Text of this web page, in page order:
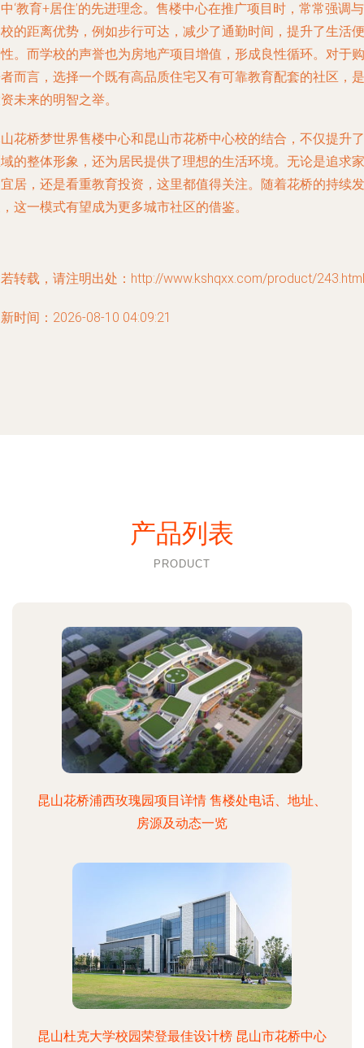
‘教育+居住’的先进理念。售楼中心在推广项目时，常常强调与
的距离优势，例如步行可达，减少了通勤时间，提升了生活便
。而学校的声誉也为房地产项目增值，形成良性循环。对于购
而言，选择一个既有高品质住宅又有可靠教育配套的社区，是
未来的明智之举。
花桥梦世界售楼中心和昆山市花桥中心校的结合，不仅提升了
的整体形象，还为居民提供了理想的生活环境。无论是追求家
居，还是看重教育投资，这里都值得关注。随着花桥的持续发
这一模式有望成为更多城市社区的借鉴。
转载，请注明出处：http://www.kshqxx.com/product/243.html
时间：2026-08-10 04:09:21
产品列表
PRODUCT
昆山花桥浦西玫瑰园项目详情 售楼处电话、地址、
房源及动态一览
昆山杜克大学校园荣登最佳设计榜 昆山市花桥中心